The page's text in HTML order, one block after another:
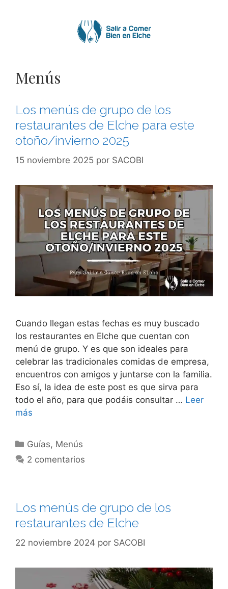
Menús
Los menús de grupo de los
restaurantes de Elche para este
otoño/invierno 2025
15 noviembre 2025 por SACOBI
Cuando llegan estas fechas es muy buscado
los restaurantes en Elche que cuentan con
menú de grupo. Y es que son ideales para
celebrar las tradicionales comidas de empresa,
encuentros con amigos y juntarse con la familia.
Eso sí, la idea de este post es que sirva para
todo el año, para que podáis consultar … Leer
más
Categorías
Guías, Menús
2 comentarios
Los menús de grupo de los
restaurantes de Elche
22 noviembre 2024 por SACOBI